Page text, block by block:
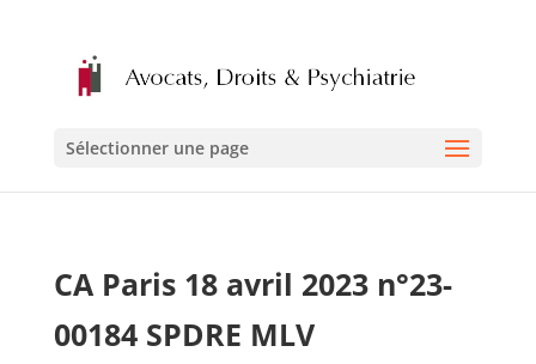
Sélectionner une page
CA Paris 18 avril 2023 n°23-
00184 SPDRE MLV